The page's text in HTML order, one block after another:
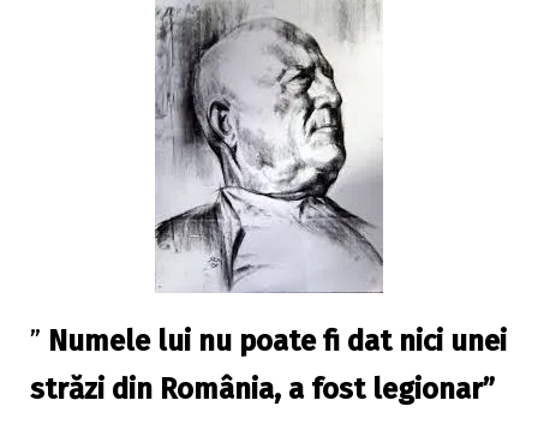
” Numele lui nu poate fi dat nici unei
străzi din România, a fost legionar”